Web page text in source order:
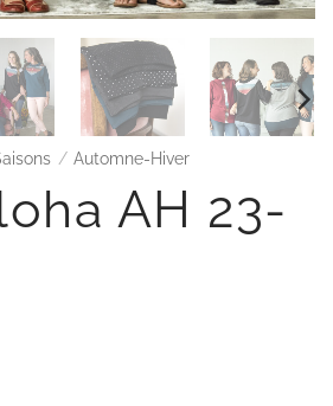
/ Automne-Hiver
AH 23-